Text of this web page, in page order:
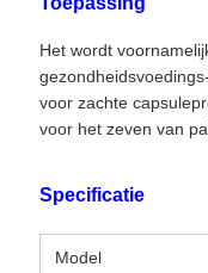
Het wordt
voor zachte
voor het zeven van
Specificatie
Model